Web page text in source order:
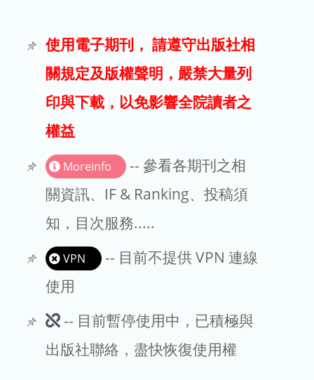
電子期刊
試用
文章處理費
EndNote
使用電子期刊， 請遵守出版社相
關規定及版權聲明，嚴禁大量列
印與下載，以免影響全院讀者之
權益
Moreinfo
-- 參看各期刊之相
關資訊、IF & Ranking、投稿須
知，目次服務.....
VPN
-- 目前不提供 VPN 連線
使用
此
期
-- 目前暫停使用中，已積極與
出版社聯絡，盡快恢復使用權